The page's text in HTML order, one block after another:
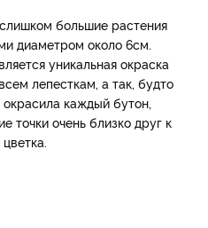
большие растения
диаметром около 6см.
уникальная окраска
лепесткам, а так, будто
каждый бутон,
точки очень близко друг к